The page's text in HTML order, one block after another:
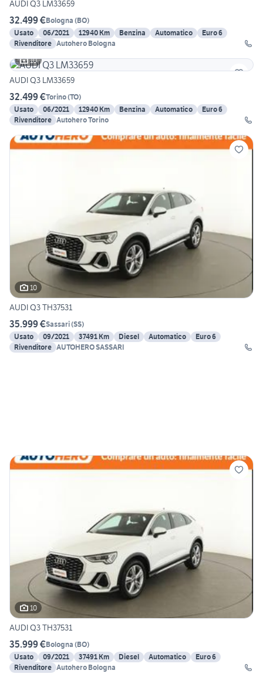
AUDI Q3 LM33659
32.499 €Bologna (BO)
Usato
06/2021 12940 Km Benzina Automatico
Euro 6
Rivenditore Autohero Bologna
10
AUDI Q3 LM33659
32.499 €Torino(TO)
Usato
06/2021 12940 Km Benzina Automatico
Euro 6
Rivenditore Autohero Torino
10
AUDI Q3 TH37531
35.999 €Sassari(SS)
Usato
09/2021 37491 Km Diesel Automatico
Euro 6
Rivenditore AUTOHERO SASSARI
10
AUDI Q3 TH37531
35.999 €Bologna (BO)
Usato
09/2021 37491 Km Diesel Automatico
Euro 6
Rivenditore Autohero Bologna